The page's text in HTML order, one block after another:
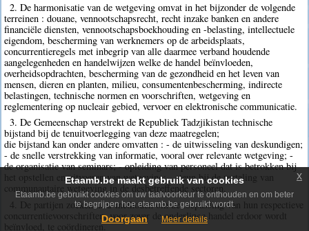
2. De harmonisatie van de wetgeving omvat in het bijzonder de volgende
terreinen : douane, vennootschapsrecht, recht inzake banken en andere
financiële diensten, vennootschapsboekhouding en -belasting, intellectuele
eigendom, bescherming van werknemers op de arbeidsplaats,
concurrentieregels met inbegrip van alle daarmee verband houdende
aangelegenheden en handelwijzen welke de handel beïnvloeden,
overheidsopdrachten, bescherming van de gezondheid en het leven van
mensen, dieren en planten, milieu, consumentenbescherming, indirecte
belastingen, technische normen en voorschriften, wetgeving en
reglementering op nucleair gebied, vervoer en elektronische communicatie.
3. De Gemeenschap verstrekt de Republiek Tadzjikistan technische
bijstand bij de tenuitvoerlegging van deze maatregelen;
die bijstand kan onder andere omvatten : - de uitwisseling van deskundigen;
- de snelle verstrekking van informatie, vooral over relevante wetgeving; -
de organisatie van seminars; - opleiding van personeel dat is betrokken bij
het opstellen en uitvoeren van wetgeving; - steun bij de vertaling van
communautaire wetgeving in de desbetreffende sectoren.
4. De partijen zoeken naar methoden om de toepassing van hun respectieve
concurrentievoorschriften, voor zover de onderlinge handel erdoor wordt
beïnvloed, te coördineren.
Etaamb.be maakt gebruik van cookies
Etaamb.be gebruikt cookies om uw taalvoorkeur te onthouden en om beter
te begrijpen hoe etaamb.be gebruikt wordt.
Doorgaan Meer details
x